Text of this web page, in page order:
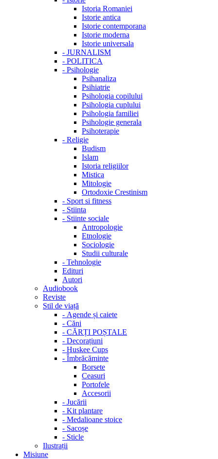
Istoria Romaniei
Istorie antica
Istorie contemporana
Istorie moderna
Istorie universala
- JURNALISM
- POLITICA
- Psihologie
Psihanaliza
Psihiatrie
Psihologia copilului
Psihologia cuplului
Psihologia familiei
Psihologie generala
Psihoterapie
- Religie
Budism
Islam
Istoria religiilor
Mistica
Mitologie
Ortodoxie Crestinism
- Sport si fitness
- Stiinta
- Stiinte sociale
Antropologie
Etnologie
Sociologie
Studii culturale
- Tehnologie
Edituri
Autori
Audiobook
Reviste
Stil de viață
- Agende și caiete
- Căni
- CĂRȚI POȘTALE
- Decorațiuni
- Huskee Cups
- Îmbrăcăminte
Borsete
Ceasuri
Portofele
Accesorii
- Jucării
- Kit plantare
- Medalioane stoice
- Sacoșe
- Sticle
Ilustrații
Misiune